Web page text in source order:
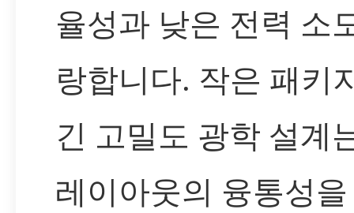
율성과 낮은 전력 소
랑합니다. 작은 패키
긴 고밀도 광학 설계
레이아웃의 융통성